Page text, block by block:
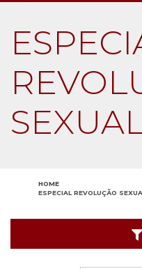
HOME
ESPECIAL REVOLUÇÃO